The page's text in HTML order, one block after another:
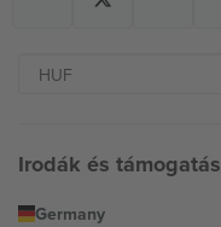
Irodák és támogatás
Germany